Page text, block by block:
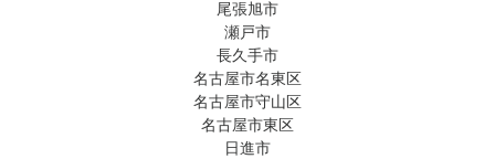
尾張旭市
瀬戸市
長久手市
名古屋市名東区
名古屋市守山区
名古屋市東区
日進市